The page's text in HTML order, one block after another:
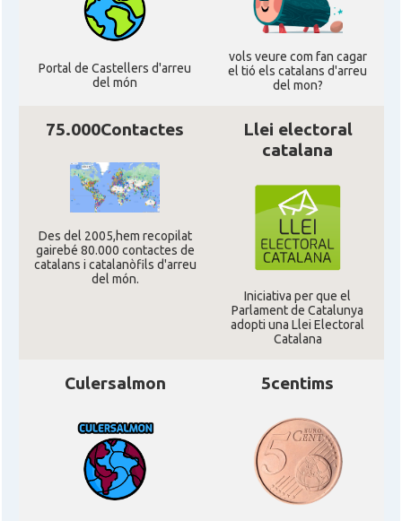
Portal de Castellers d'arreu
del món
vols veure com fan cagar
el tió els catalans d'arreu
del mon?
75.000Contactes
Des del 2005,hem recopilat
gairebé 80.000 contactes de
catalans i catalanòfils d'arreu
del món.
Llei electoral
catalana
Iniciativa per que el
Parlament de Catalunya
adopti una Llei Electoral
Catalana
Culersalmon 5centims